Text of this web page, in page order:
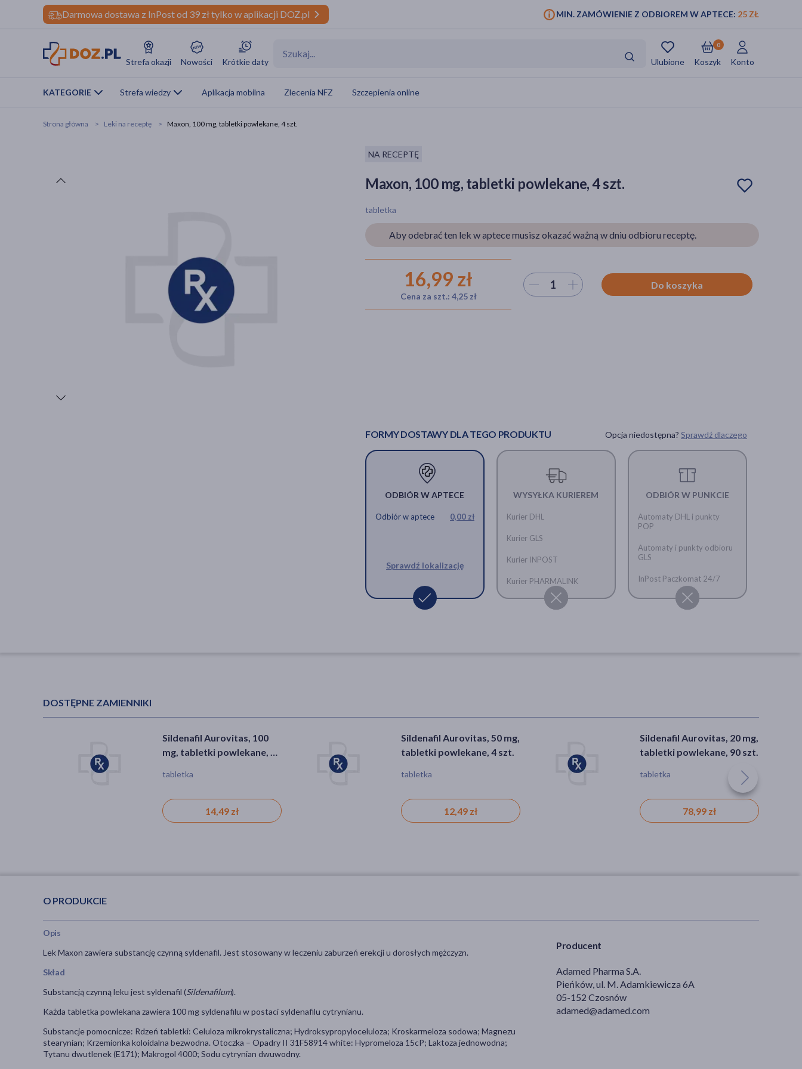
Darmowa dostawa z InPost od 39 zł tylko w aplikacji DOZ.pl MIN. ZAMÓWIENIE Z ODBIOREM W APTECE: 25 ZŁ
Strefa okazji Nowości Krótkie daty Ulubione Koszyk
0
Konto
KATEGORIE Strefa wiedzy Aplikacja mobilna Zlecenia NFZ Szczepienia online
Strona główna Leki na receptę Maxon, 100 mg, tabletki powlekane, 4 szt.
NA RECEPTĘ
Maxon, 100 mg, tabletki powlekane, 4 szt.
tabletka
Aby odebrać ten lek w aptece musisz okazać ważną w dniu odbioru receptę.
16,99 zł
Cena za szt.: 4,25 zł
Wybierz ilość Do koszyka
FORMY DOSTAWY DLA TEGO PRODUKTU Opcja niedostępna? Sprawdź dlaczego
ODBIÓR W APTECE
Odbiór w aptece 0,00 zł
Sprawdź lokalizację
WYSYŁKA KURIEREM
Kurier DHL
Kurier GLS
Kurier INPOST
Kurier PHARMALINK
ODBIÓR W PUNKCIE
Automaty DHL i punkty
POP
Automaty i punkty odbioru
GLS
InPost Paczkomat 24/7
DOSTĘPNE ZAMIENNIKI
Sildenafil Aurovitas, 100
mg, tabletki powlekane, 4
tabletka
14,49 zł
Sildenafil Aurovitas, 50 mg,
tabletki powlekane, 4 szt.
tabletka
12,49 zł
Sildenafil Aurovitas, 20 mg,
tabletki powlekane, 90 szt.
tabletka
78,99 zł
O PRODUKCIE
Producent
Adamed Pharma S.A.
Pieńków, ul. M. Adamkiewicza 6A
05-152 Czosnów
adamed@adamed.com
Opis
Lek Maxon zawiera substancję czynną syldenafil. Jest stosowany w leczeniu zaburzeń erekcji u dorosłych mężczyzn.
Skład
Substancją czynną leku jest syldenafil (Sildenafilum).
Każda tabletka powlekana zawiera 100 mg syldenafilu w postaci syldenafilu cytrynianu.
Substancje pomocnicze: Rdzeń tabletki: Celuloza mikrokrystaliczna; Hydroksypropyloceluloza; Kroskarmeloza sodowa; Magnezu
stearynian; Krzemionka koloidalna bezwodna. Otoczka – Opadry II 31F58914 white: Hypromeloza 15cP; Laktoza jednowodna;
Tytanu dwutlenek (E171); Makrogol 4000; Sodu cytrynian dwuwodny.